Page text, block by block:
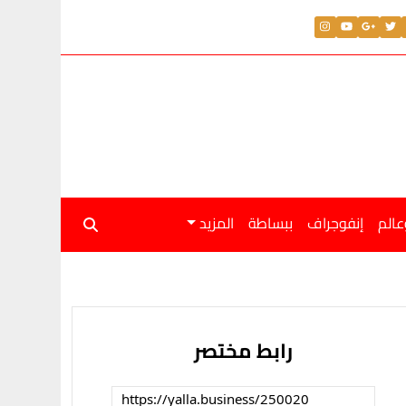
إنفوجراف ببساطة المزيد
رابط مختصر